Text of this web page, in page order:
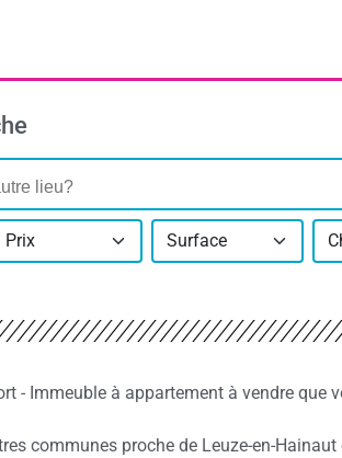
Prix Surface
- Immeuble à appartement à vendre que
communes proche de Leuze-en-